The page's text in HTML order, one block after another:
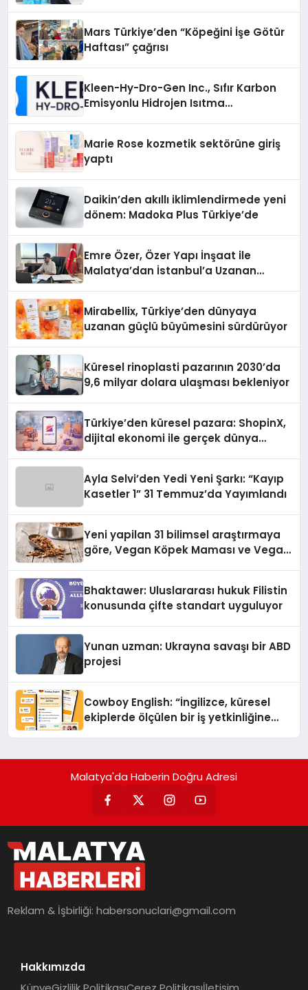
Mars Türkiye’den “Köpeğini İşe Götür
Haftası” çağrısı
Kleen-Hy-Dro-Gen Inc., Sıfır Karbon
Emisyonlu Hidrojen Isıtma
Marie Rose kozmetik sektörüne giriş
yaptı
Daikin’den akıllı iklimlendirmede yeni
dönem: Madoka Plus Türkiye’de
Emre Özer, Özer Yapı İnşaat ile
Malatya’dan İstanbul’a Uzanan
Mirabellix, Türkiye’den dünyaya
uzanan güçlü büyümesini sürdürüyor
Küresel rinoplasti pazarının 2030’da
9,6 milyar dolara ulaşması bekleniyor
Türkiye’den küresel pazara: ShopinX,
dijital ekonomi ile gerçek dünya
Ayla Selvi’den Yedi Yeni Şarkı: “Kayıp
Kasetler 1” 31 Temmuz’da Yayımlandı
Yeni yapilan 31 bilimsel araştırmaya
göre, Vegan Köpek Maması ve Vegan
Bhaktawer: Uluslararası hukuk Filistin
konusunda çifte standart uyguluyor
Yunan uzman: Ukrayna savaşı bir ABD
projesi
Cowboy English: “İngilizce, küresel
ekiplerde ölçülen bir iş yetkinliğine
Malatya'da Haberin Doğru Adresi
Reklam & İşbirliği:habersonuclari@gmail.com
Hakkımızda